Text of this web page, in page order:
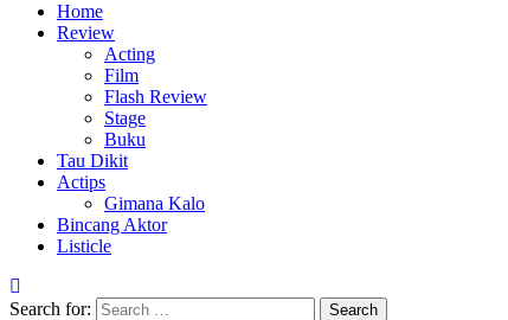
Home
Review
Acting
Film
Flash Review
Stage
Buku
Tau Dikit
Actips
Gimana Kalo
Bincang Aktor
Listicle
Search for: